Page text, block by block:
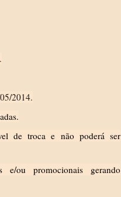
2014.
de troca e não poderá ser
ou promocionais gerando